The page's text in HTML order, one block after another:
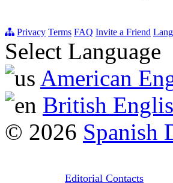
Privacy Terms FAQ Invite a Friend
Select Language
American
British
© 2026 Spanish
Editorial Contacts